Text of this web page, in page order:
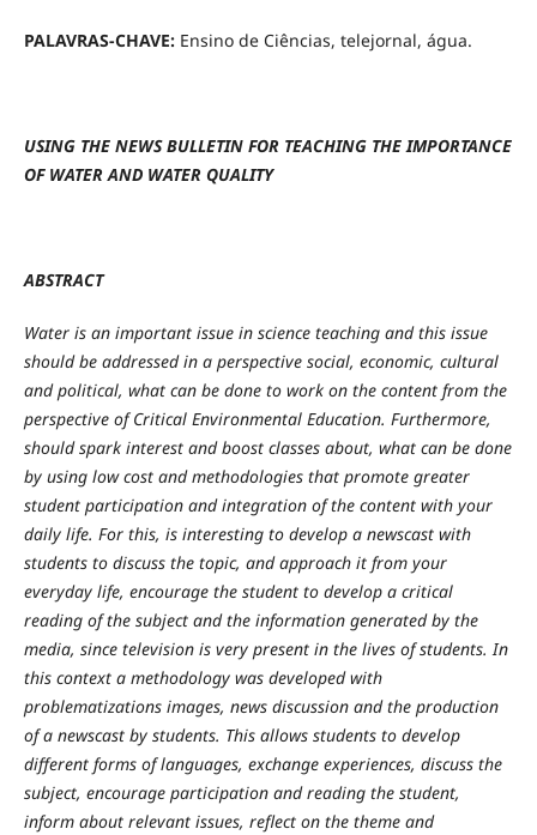
PALAVRAS-CHAVE:Ensino de Ciências, telejornal, água.
USING THE NEWS BULLETIN FOR TEACHING THE IMPORTANCE
OF WATER AND WATER QUALITY
ABSTRACT
Water isan important issue in science teaching and this issue
should be addressed in a perspective social, economic, cultural
and political, what can be done to work on the content from the
perspective of Critical Environmental Education. Furthermore,
should spark interest and boost classes about, what can be done
by using low cost and methodologies that promote greater
student participation and integration of the content with your
daily life. For this, is interesting to develop a newscast with
students to discuss the topic, and approach it from your
everyday life, encourage the student to develop a critical
reading of the subject and the information generated by the
media, since television is very present in the lives of students. In
this context a methodology was developed with
problematizations images, news discussion and the production
of a newscast by students. This allows students to develop
different forms of languages​​, exchange experiences, discuss the
subject, encourage participation and reading the student,
inform about relevant issues, reflect on the theme and